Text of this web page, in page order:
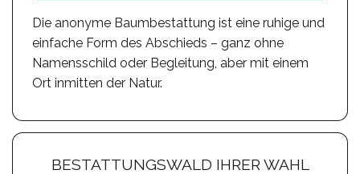
Die anonyme Baumbestattung ist eine ruhige und
einfache Form des Abschieds – ganz ohne
Namensschild oder Begleitung, aber mit einem
Ort inmitten der Natur.
BESTATTUNGSWALD IHRER WAHL